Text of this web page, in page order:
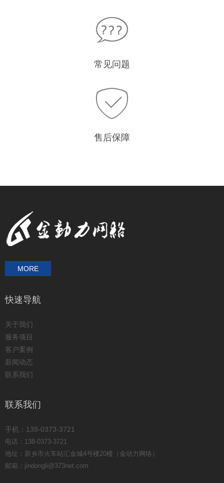
常见问题
售后保障
MORE
快速导航
关于我们
服务项目
客户案例
新闻动态
联系我们
联系我们
手机：138-0373-3721
电话：138-0373-3721
地址：新乡市火车站汇金城4号楼20楼（金动力网络）
邮箱：jindongli@373net.com